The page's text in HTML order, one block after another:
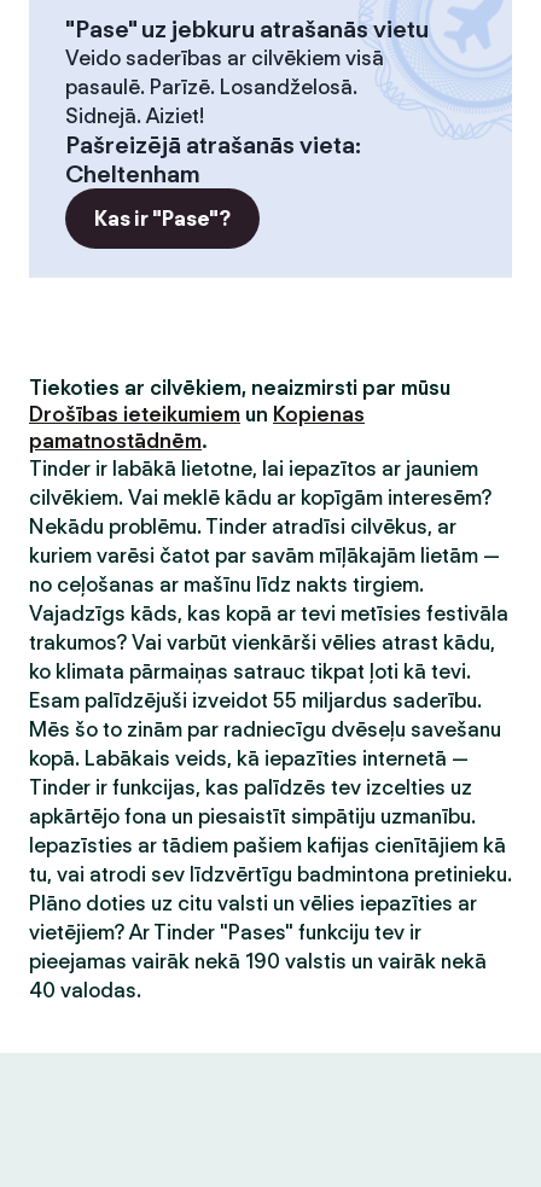
"Pase" uz jebkuru atrašanās vietu
Veido saderības ar cilvēkiem visā
pasaulē. Parīzē. Losandželosā.
Sidnejā. Aiziet!
Pašreizējā atrašanās vieta:
Cheltenham
Kas ir "Pase"?
Tiekoties ar cilvēkiem, neaizmirsti par mūsu
Drošības ieteikumiem un Kopienas
pamatnostādnēm.
Tinder ir labākā lietotne, lai iepazītos ar jauniem
cilvēkiem. Vai meklē kādu ar kopīgām interesēm?
Nekādu problēmu. Tinder atradīsi cilvēkus, ar
kuriem varēsi čatot par savām mīļākajām lietām —
no ceļošanas ar mašīnu līdz nakts tirgiem.
Vajadzīgs kāds, kas kopā ar tevi metīsies festivāla
trakumos? Vai varbūt vienkārši vēlies atrast kādu,
ko klimata pārmaiņas satrauc tikpat ļoti kā tevi.
Esam palīdzējuši izveidot 55 miljardus saderību.
Mēs šo to zinām par radniecīgu dvēseļu savešanu
kopā. Labākais veids, kā iepazīties internetā —
Tinder ir funkcijas, kas palīdzēs tev izcelties uz
apkārtējo fona un piesaistīt simpātiju uzmanību.
Iepazīsties ar tādiem pašiem kafijas cienītājiem kā
tu, vai atrodi sev līdzvērtīgu badmintona pretinieku.
Plāno doties uz citu valsti un vēlies iepazīties ar
vietējiem? Ar Tinder "Pases" funkciju tev ir
pieejamas vairāk nekā 190 valstis un vairāk nekā
40 valodas.